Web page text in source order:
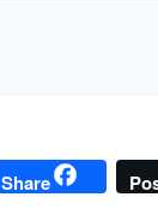
Share